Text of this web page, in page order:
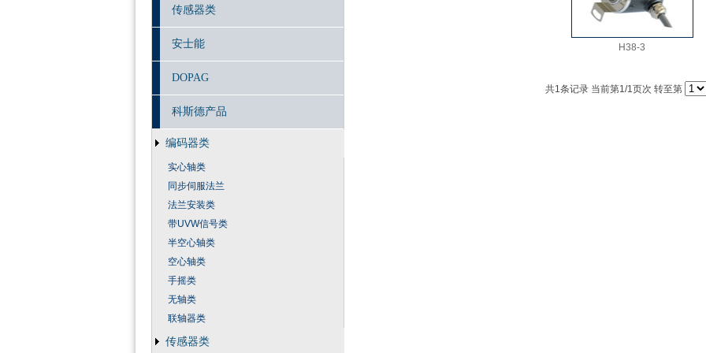
传感器类
安士能
DOPAG
科斯德产品
编码器类
实心轴类
同步伺服法兰
法兰安装类
带UVW信号类
半空心轴类
空心轴类
手摇类
无轴类
联轴器类
传感器类
H38-3
共1条记录 当前第1/1页次 转至第